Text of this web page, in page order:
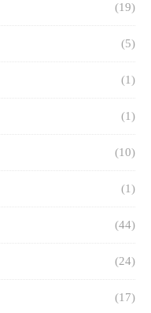
(19)
(5)
(1)
(1)
(10)
(1)
(44)
(24)
(17)